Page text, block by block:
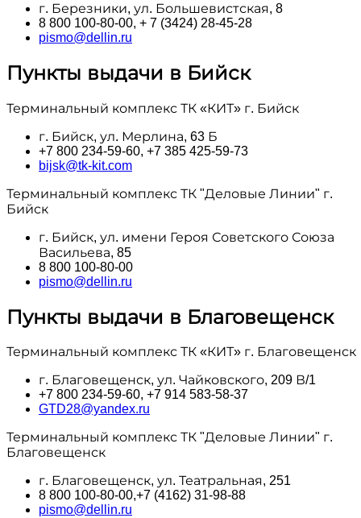
г. Березники, ул. Большевистская, 8
8 800 100‑80-00, + 7 (3424) 28-45-28
pismo@dellin.ru
Пункты выдачи в Бийск
Терминальный комплекс ТК «КИТ» г. Бийск
г. Бийск, ул. Мерлина, 63 Б
+7 800 234-59-60, +7 385 425-59-73
bijsk@tk-kit.com
Терминальный комплекс ТК "Деловые Линии" г.
Бийск
г. Бийск, ул. имени Героя Советского Союза
Васильева, 85
8 800 100‑80-00
pismo@dellin.ru
Пункты выдачи в Благовещенск
Терминальный комплекс ТК «КИТ» г. Благовещенск
г. Благовещенск, ул. Чайковского, 209 В/1
+7 800 234-59-60, +7 914 583-58-37
GTD28@yandex.ru
Терминальный комплекс ТК "Деловые Линии" г.
Благовещенск
г. Благовещенск, ул. Театральная, 251
8 800 100‑80-00,+7 (4162) 31-98-88
pismo@dellin.ru